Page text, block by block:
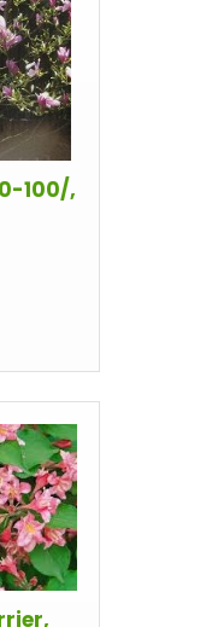
100/,